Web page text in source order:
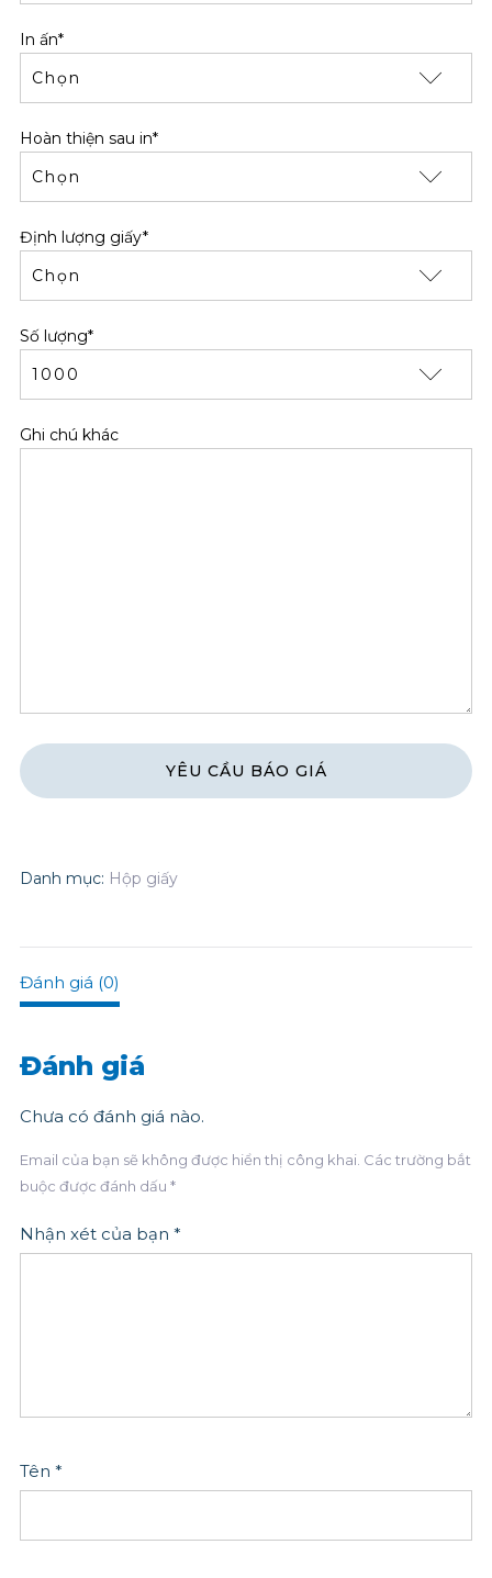
In ấn*
Hoàn thiện sau in*
Định lượng giấy*
Số lượng*
Ghi chú khác
Danh mục: Hộp giấy
Đánh giá (0)
Đánh giá
Chưa có đánh giá nào.
Email của bạn sẽ không được hiển thị công khai. Các trường bắt
buộc được đánh dấu *
Nhận xét của bạn *
Tên *